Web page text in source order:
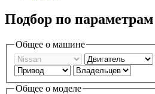
Подбор по параметрам
Общее о машине
Общее о моделе